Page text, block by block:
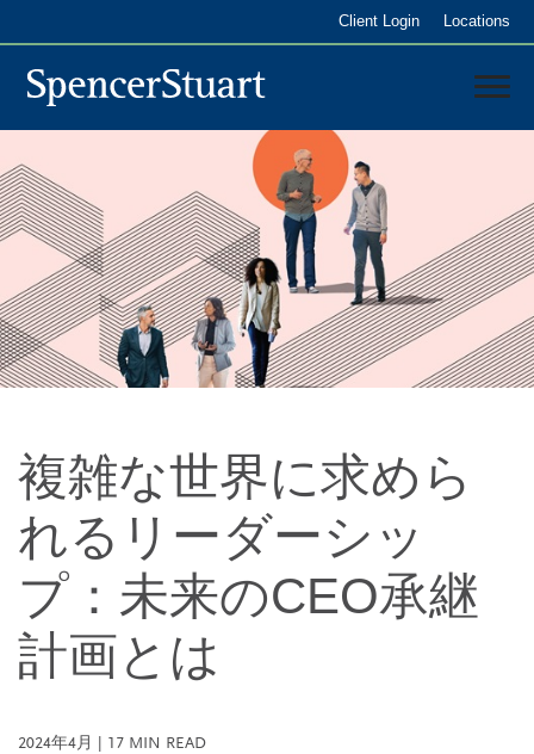
Content
サービス内容
コンサルタント
Client Login Locations
複雑な世界に求めら
れるリーダーシッ
プ：未来のCEO承継
計画とは
2024年4月 17 MIN READ